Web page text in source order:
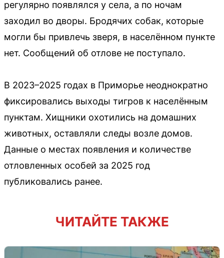
регулярно появлялся у села, а по ночам
заходил во дворы. Бродячих собак, которые
могли бы привлечь зверя, в населённом пункте
нет. Сообщений об отлове не поступало.
В 2023–2025 годах в Приморье неоднократно
фиксировались выходы тигров к населённым
пунктам. Хищники охотились на домашних
животных, оставляли следы возле домов.
Данные о местах появления и количестве
отловленных особей за 2025 год
публиковались ранее.
ЧИТАЙТЕ ТАКЖЕ